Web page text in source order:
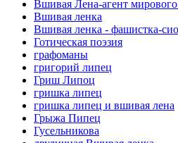
Вшивая Лена-агент
Вшивая ленка
Вшивая ленка - фашистка-
Готическая поэзия
графоманы
григорий липец
Гриш Липоц
гришка липец
гришка липец и вшивая лена
Грыжа Пипец
Гусельникова